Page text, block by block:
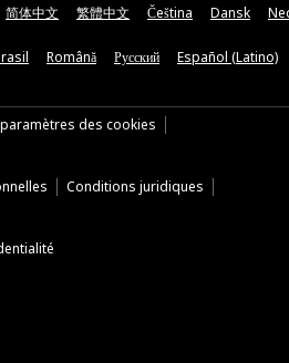
简体中文 繁體中文 Čeština Dansk
Română Русский Español (Latino)
des cookies
Conditions juridiques